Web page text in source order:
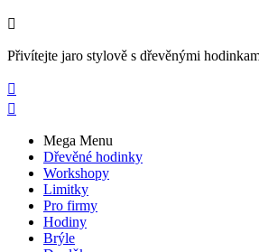

Přivítejte jaro stylově s dřevěnými


Mega Menu
Dřevěné hodinky
Workshopy
Limitky
Pro firmy
Hodiny
Brýle